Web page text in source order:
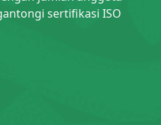
sertifikasi ISO